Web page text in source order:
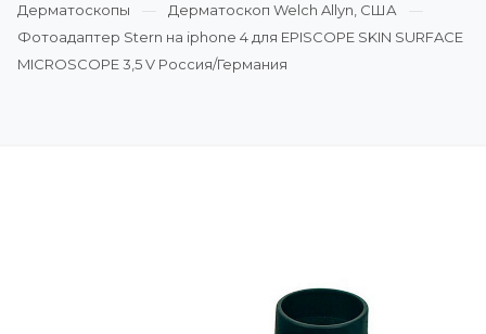
Дерматоскопы
Дерматоскоп Welch Allyn, США
Фотоадаптер Stern на iphone 4 для EPISCOPE SKIN SURFACE
MICROSCOPE 3,5 V Россия/Германия